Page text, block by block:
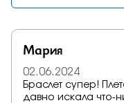
Мария
02.06.2024
Браслет супер!
давно искала что-